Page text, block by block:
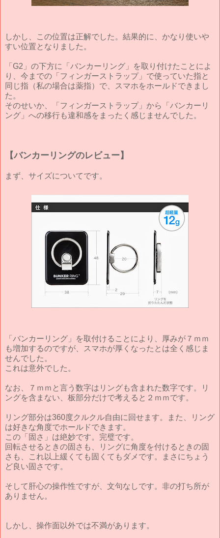
しかし、この位置は正解でした。結果的に、かなり使いや
すい位置となりました。
「G2」の下方に「バンカーリング」を取り付けたことによ
り、今までの「フィンガーストラップ」で使っていた指と
同じ指（私の場合は薬指）で、スマホをホールドできまし
た。
そのせいか、「フィンガーストラップ」から「バンカーリ
ング」への移行も違和感をまったく感じませんでした。
【バンカーリングのレビュー】
まず、サイズについてです。
「バンカーリング」を取付けることにより、厚みが７ｍｍ
も増加するのですが、スマホが厚くなったとは全く感じま
せんでした。
これは意外でした。
なお、７ｍｍと言う数字はリングも含まれた数字です。リ
ングを含まない、板部分だけで考えると２ｍｍです。
リング部分は360度クルクル自由に回せます。また、リング
は好きな角度でホールドできます。
この「固さ」は絶妙です。完璧です。
回転させるときの固さも、リングに角度を付けるときの固
さも、これ以上緩くても固くてもダメです。まさにちょう
ど良い固さです。
そして肝心の操作性ですが、文句なしです。非の打ち所が
ありません。
しかし、操作面以外では不満があります。